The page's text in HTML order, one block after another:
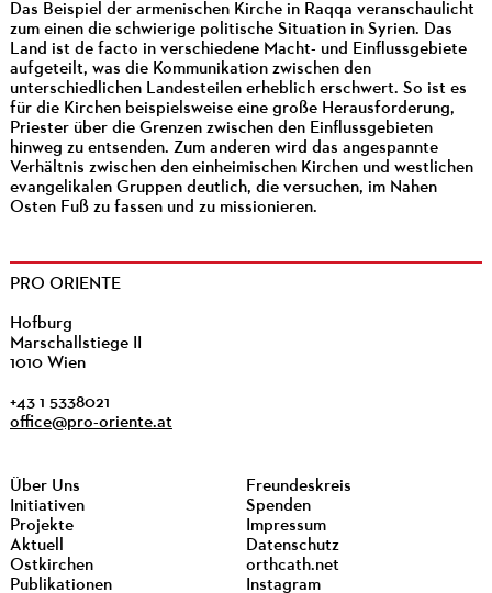
Das Beispiel der armenischen Kirche in Raqqa veranschaulicht
zum einen die schwierige politische Situation in Syrien. Das
Land ist de facto in verschiedene Macht- und Einflussgebiete
aufgeteilt, was die Kommunikation zwischen den
unterschiedlichen Landesteilen erheblich erschwert. So ist es
für die Kirchen beispielsweise eine große Herausforderung,
Priester über die Grenzen zwischen den Einflussgebieten
hinweg zu entsenden. Zum anderen wird das angespannte
Verhältnis zwischen den einheimischen Kirchen und westlichen
evangelikalen Gruppen deutlich, die versuchen, im Nahen
Osten Fuß zu fassen und zu missionieren.
PRO ORIENTE
Hofburg
Marschallstiege II
1010 Wien
+43 1 5338021
office@pro-oriente.at
Über Uns
Initiativen
Projekte
Aktuell
Ostkirchen
Publikationen
Freundeskreis
Spenden
Impressum
Datenschutz
orthcath.net
Instagram